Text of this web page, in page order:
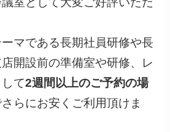
マである長期社員研修や長
開設前の準備室や研修、レ
て2週間以上のご予約の場
らにお安くご利用頂けま